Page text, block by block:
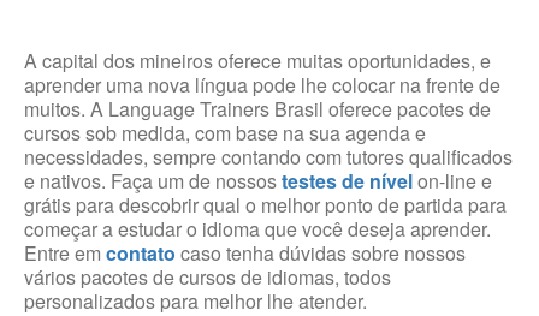
A capital dos mineiros oferece muitas oportunidades, e
aprender uma nova língua pode lhe colocar na frente de
muitos. A Language Trainers Brasil oferece pacotes de
cursos sob medida, com base na sua agenda e
necessidades, sempre contando com tutores qualificados
e nativos. Faça um de nossostestes de nívelon-line e
grátis para descobrir qual o melhor ponto de partida para
começar a estudar o idioma que você deseja aprender.
Entre em contato caso tenha dúvidas sobre nossos
vários pacotes de cursos de idiomas, todos
personalizados para melhor lhe atender.